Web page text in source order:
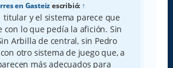
en Gasteizescribió: ↑
titular y el sistema parece que
con lo que pedía la afición. Sin
Arbilla de central, sin Pedro
otro sistema de juego que, a
más adecuados para